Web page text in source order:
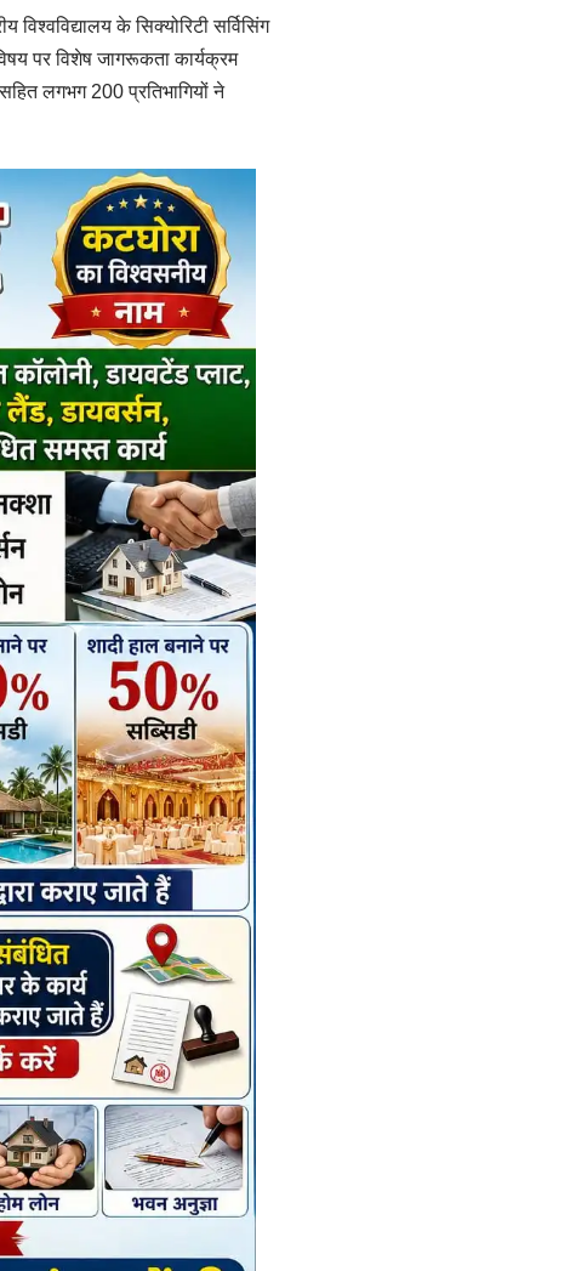
के सिक्योरिटी सर्विसिंग
पर विशेष जागरूकता कार्यक्रम
लगभग 200 प्रतिभागियों ने